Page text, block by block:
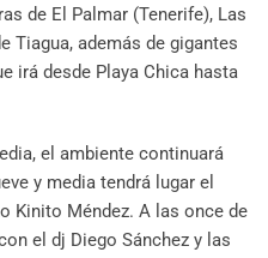
de El Palmar (Tenerife), Las
Tiagua, además de gigantes
irá desde Playa Chica hasta
el ambiente continuará
y media tendrá lugar el
Kinito Méndez. A las once de
el dj Diego Sánchez y las